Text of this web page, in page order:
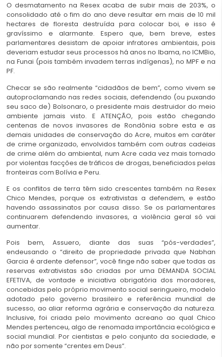
O desmatamento na Resex acaba de subir mais de 203%, o
consolidado até o fim do ano deve resultar em mais de 10 mil
hectares de floresta destruída para colocar boi, e isso é
gravíssimo e alarmante. Espero que, bem breve, estes
parlamentares desistam de apoiar infratores ambientais, pois
deveriam estudar seus processos há anos no Ibama, no ICMBio,
na Funai (pois também invadem terras indígenas), no MPF e na
PF.
Checar se são realmente “cidadãos de bem”, como vivem se
autoproclamando nas redes sociais, defendendo (ou puxando
seu saco de) Bolsonaro, o presidente mais destruidor do meio
ambiente jamais visto. E ATENÇÃO, pois estão chegando
centenas de novos invasores de Rondônia sobre esta e as
demais unidades de conservação do Acre, muitos em caráter
de crime organizado, envolvidos também com outras cadeias
de crime além do ambiental, num Acre cada vez mais tomado
por violentas facções de tráficos de drogas, beneficiados pelas
fronteiras com Bolívia e Peru.
E os conflitos de terra têm sido crescentes também na Resex
Chico Mendes, porque os extrativistas a defendem, e estão
havendo assassinatos por causa disso. Se os parlamentares
continuarem defendendo invasores, a violência geral só vai
aumentar.
Pois bem, Assuero, diante das suas “pós-verdades”,
endeusando o “direito de propriedade privada que Nabhan
Garcia é ardente defensor”, você finge não saber que todas as
reservas extrativistas são criadas por uma DEMANDA SOCIAL
EFETIVA, de vontade e iniciativa obrigatória dos moradores,
concebidas pelo próprio movimento social seringueiro, modelo
adotado pelo governo brasileiro e referência mundial de
sucesso, ao aliar reforma agrária e conservação da natureza.
Inclusive, foi criada pelo movimento acreano ao qual Chico
Mendes pertenceu, algo de renomada importância ecológica e
social mundial. Por cientistas e pelo conjunto da sociedade, e
não por somente “crentes em Deus”.